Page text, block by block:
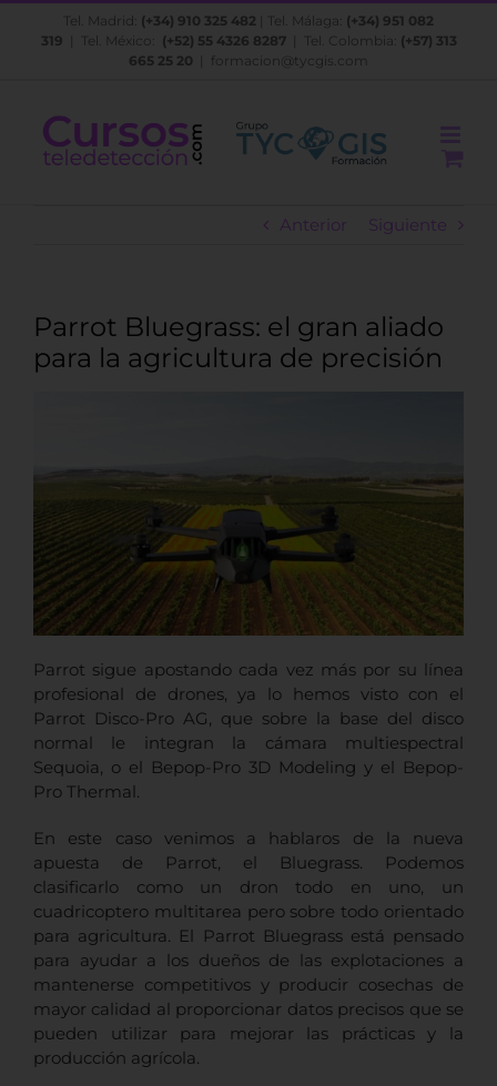
Saltar
Tel. Madrid: (+34) 910 325 482 | Tel. Málaga: (+34) 951 082
319 | Tel. México: (+52) 55 4326 8287| Tel. Colombia: (+57) 313
665 25 20
formacion@tycgis.com
Anterior Siguiente
Parrot Bluegrass: el gran aliado
para la agricultura de precisión
Parrot sigue apostando cada vez más por su línea
profesional de drones, ya lo hemos visto con el
Parrot Disco-Pro AG, que sobre la base del disco
normal le integran la cámara multiespectral
Sequoia, o el Bepop-Pro 3D Modeling y el Bepop-
Pro Thermal.
En este caso venimos a hablaros de la nueva
apuesta de Parrot, el Bluegrass. Podemos
clasificarlo como un dron todo en uno, un
cuadricoptero multitarea pero sobre todo orientado
para agricultura. El Parrot Bluegrass está pensado
para ayudar a los dueños de las explotaciones a
mantenerse competitivos y producir cosechas de
mayor calidad al proporcionar datos precisos que se
pueden utilizar para mejorar las prácticas y la
producción agrícola.